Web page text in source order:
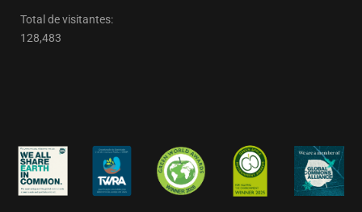
Total de visitantes:
128,483